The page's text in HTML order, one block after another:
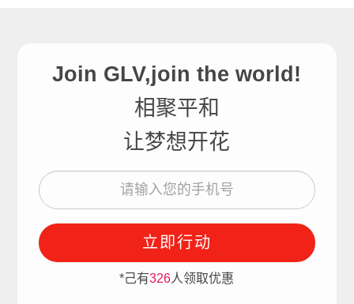
Join GLV,join the world!
相聚平和
让梦想开花
立即行动
*己有326人领取优惠